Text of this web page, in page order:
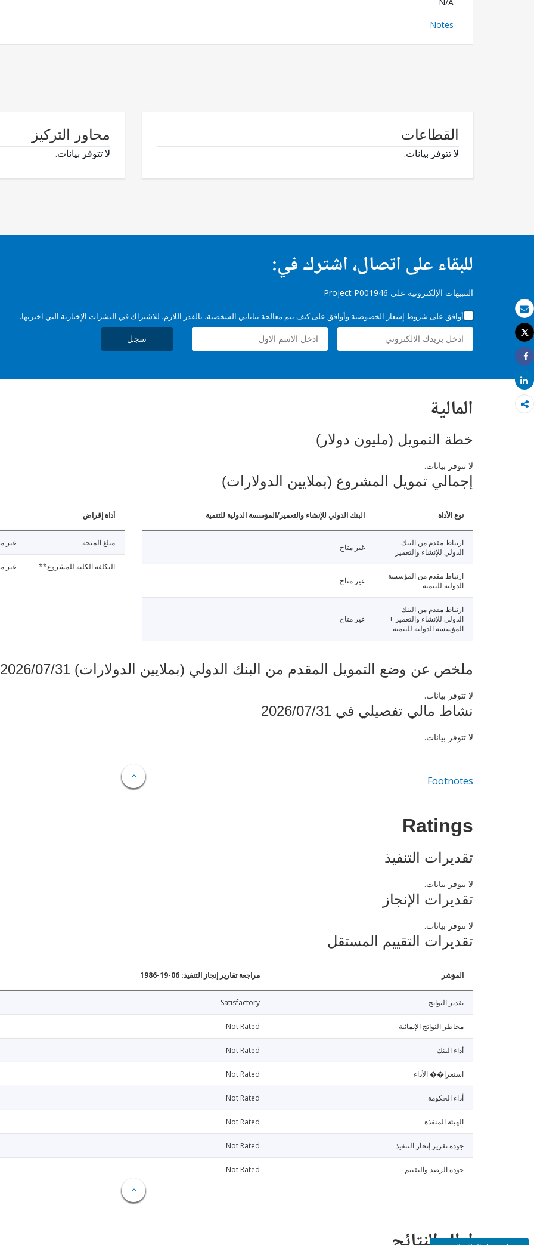
بريد الكتروني
طباعة
Tweet
Share
Share
N/A
Notes
القطاعات
لا تتوفر بيانات.
محاور التركيز
لا تتوفر بيانات.
للبقاء على اتصال، اشترك في:
التنبيهات الإلكترونية على Project P001946
أوافق على شروط إشعار الخصوصية وأوافق على كيف تتم معالجة بياناتي الشخصية، بالقدر اللازم، للاشتراك في النشرات الإخبارية التي اخترتها.
سجل
المالية
خطة التمويل (مليون دولار)
لا تتوفر بيانات.
إجمالي تمويل المشروع (بملايين الدولارات)
نوع الأداة البنك الدولي للإنشاء والتعمير/المؤسسة الدولية للتنمية
ارتباط مقدم من البنك
الدولي للإنشاء والتعمير
غير متاح
ارتباط مقدم من المؤسسة
الدولية للتنمية
غير متاح
ارتباط مقدم من البنك
الدولي للإنشاء والتعمير +
المؤسسة الدولية للتنمية
غير متاح
أداة إقراض
مبلغ المنحة غير
التكلفة الكلية للمشروع** غير
ملخص عن وضع التمويل المقدم من البنك الدولي (بملايين الدولارات) 2026/07/31
لا تتوفر بيانات.
نشاط مالي تفصيلي في 2026/07/31
لا تتوفر بيانات.
Footnotes
Ratings
تقديرات التنفيذ
لا تتوفر بيانات.
تقديرات الإنجاز
لا تتوفر بيانات.
تقديرات التقييم المستقل
المؤشر مراجعة تقارير إنجاز التنفيذ: 06-19-1986
تقدير النواتج Satisfactory
مخاطر النواتج الإنمائية Not Rated
أداء البنك Not Rated
استعرا�� الأداء Not Rated
أداء الحكومة Not Rated
الهيئة المنفذة Not Rated
جودة تقرير إنجاز التنفيذ Not Rated
جودة الرصد والتقييم Not Rated